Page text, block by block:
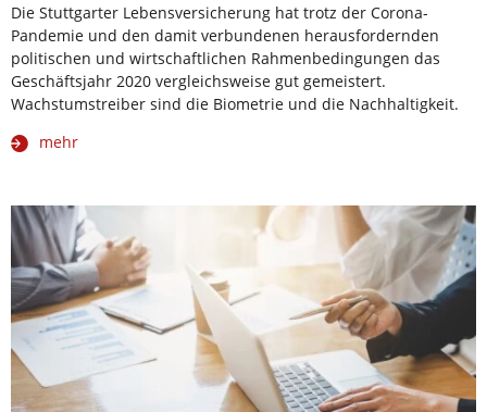
Die Stuttgarter Lebensversicherung hat trotz der Corona-
Pandemie und den damit verbundenen herausfordernden
politischen und wirtschaftlichen Rahmenbedingungen das
Geschäftsjahr 2020 vergleichsweise gut gemeistert.
Wachstumstreiber sind die Biometrie und die Nachhaltigkeit.
mehr